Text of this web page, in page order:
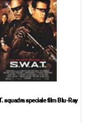
squadra speciale film Blu-Ray